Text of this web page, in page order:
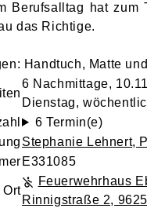
Berufsalltag hat zum
das Richtige.
Handtuch, Matte
6 Nachmittage,
Dienstag,
6 Termin(e)
Stephanie Lehnert,
E331085
Ort
Feuerwehrhaus
Rinnigstraße 2,